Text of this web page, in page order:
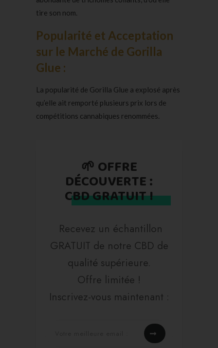
tire son nom.
Popularité et Acceptation
sur le Marché de Gorilla
Glue :
La popularité de Gorilla Glue a explosé après
qu’elle ait remporté plusieurs prix lors de
compétitions cannabiques renommées.
🌱 OFFRE
DÉCOUVERTE :
CBD GRATUIT !
Recevez un échantillon
GRATUIT de notre CBD de
qualité supérieure.
Offre limitée !
Inscrivez-vous maintenant :